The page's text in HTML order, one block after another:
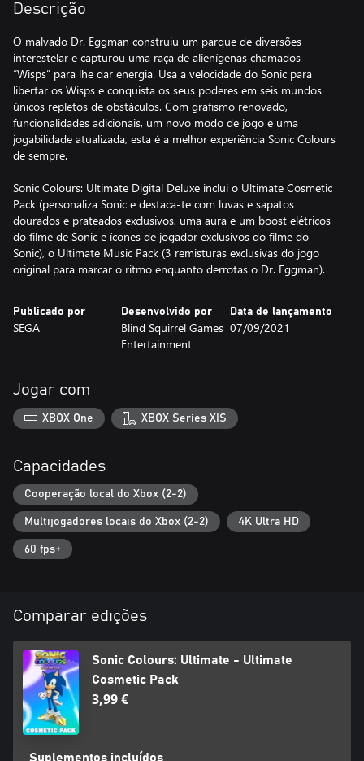
Descrição
O malvado Dr. Eggman construiu um parque de diversões
interestelar e capturou uma raça de alienígenas chamados
“Wisps” para lhe dar energia. Usa a velocidade do Sonic para
libertar os Wisps e conquista os seus poderes em seis mundos
únicos repletos de obstáculos. Com grafismo renovado,
funcionalidades adicionais, um novo modo de jogo e uma
jogabilidade atualizada, esta é a melhor experiência Sonic Colours
de sempre.
Sonic Colours: Ultimate Digital Deluxe inclui o Ultimate Cosmetic
Pack (personaliza Sonic e destaca-te com luvas e sapatos
dourados e prateados exclusivos, uma aura e um boost elétricos
do filme de Sonic e ícones de jogador exclusivos do filme do
Sonic), o Ultimate Music Pack (3 remisturas exclusivas do jogo
original para marcar o ritmo enquanto derrotas o Dr. Eggman).
Publicado por
SEGA
Desenvolvido por
Blind Squirrel Games
Entertainment
Data de lançamento
07/09/2021
Jogar com
XBOX One XBOX Series X|S
Capacidades
Cooperação local do Xbox (2-2)
Multijogadores locais do Xbox (2-2) 4K Ultra HD
60 fps+
Comparar edições
Sonic Colours: Ultimate - Ultimate
Cosmetic Pack
3,99 €
Suplementos incluídos